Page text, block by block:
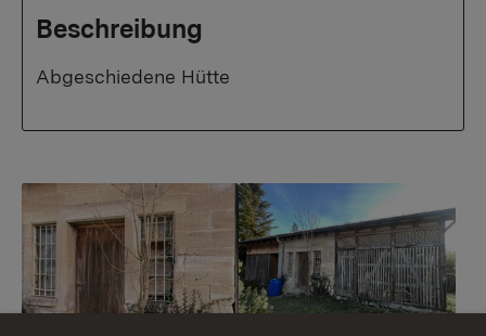
Beschreibung
Abgeschiedene Hütte
Show larger version for: Show larger version for: